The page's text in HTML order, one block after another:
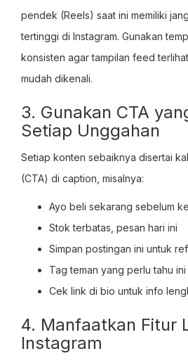
pendek (Reels) saat ini memiliki
tertinggi di Instagram. Gunakan
konsisten agar tampilan feed
mudah dikenali.
3. Gunakan CTA
Setiap Unggahan
Setiap konten sebaiknya disertai
(CTA) di caption, misalnya:
Ayo beli sekarang sebelum
Stok terbatas, pesan hari ini
Simpan postingan ini untuk
Tag teman yang perlu tahu ini
Cek link di bio untuk info
4. Manfaatkan Fitur
Instagram